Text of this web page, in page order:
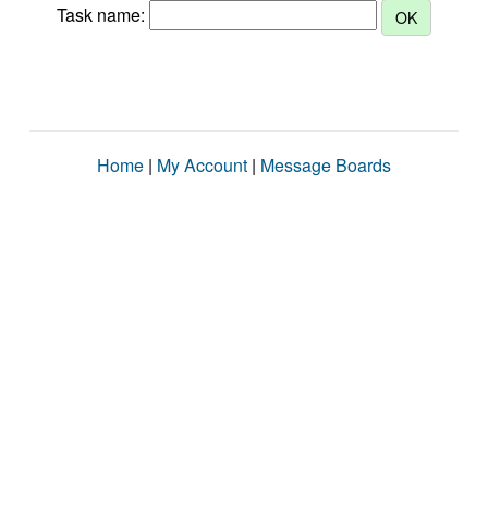
Task name:
Home | My Account | Message Boards